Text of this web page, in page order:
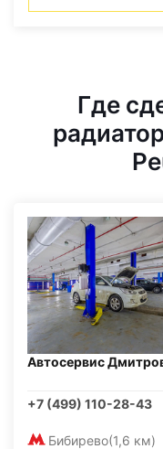
Где
Автосервис
+7 (499) 110-28-43
Бибирево(1,6 км)